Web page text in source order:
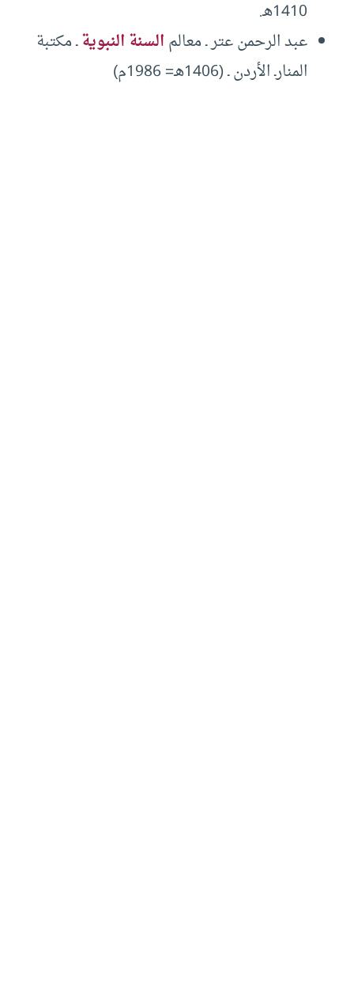
1410هـ.
عبد الرحمن عتر ـ معالمالسنة النبويةـ مكتبة
المنارـ الأردن ـ (1406هـ= 1986م)